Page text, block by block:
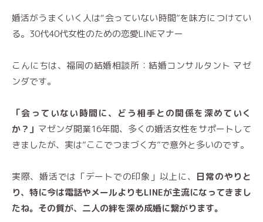
婚活がうまくいく人は“会っていない時間”を味方につけてい
る。30代40代女性のための恋愛LINEマナー
こんにちは、福岡の結婚相談所：結婚コンサルタント マゼ
ンダです。
「会っていない時間に、どう相手との関係を深めていく
か？」 マゼンダ開業16年間、多くの婚活女性をサポートして
きましたが、実は”ここでつまづく方”で意外と多いのです。
実際、婚活では「デートでの印象」以上に、 日常のやりと
り、特に今は電話やメールよりもLINEが主流になってきまし
たね。その質が、二人の絆を深め成婚に繋がります。